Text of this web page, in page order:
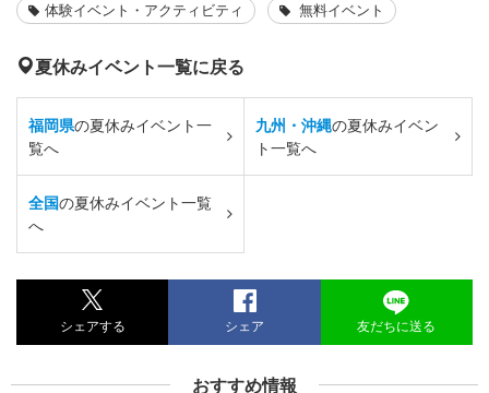
体験イベント・アクティビティ 無料イベント
夏休みイベント一覧に戻る
福岡県の夏休みイベント一
覧へ
九州・沖縄の夏休みイベン
ト一覧へ
全国の夏休みイベント一覧
へ
シェアする シェア 友だちに送る
おすすめ情報